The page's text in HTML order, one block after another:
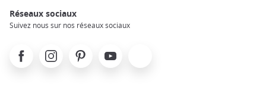
Réseaux sociaux
Suivez nous sur nos réseaux sociaux
FacebookInstagramPinterest Youtube